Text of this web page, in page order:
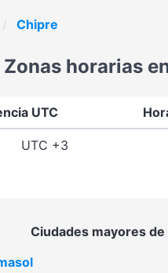
Chipre
Zonas horarias
UTC
UTC +3
Ciudades mayores de